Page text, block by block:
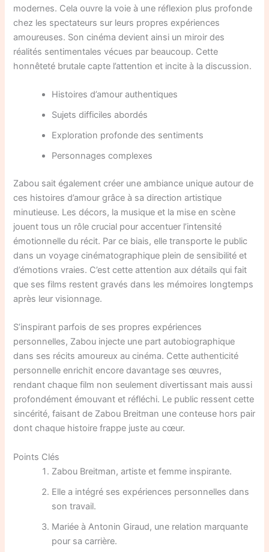
modernes. Cela ouvre la voie à une réflexion plus profonde
chez les spectateurs sur leurs propres expériences
amoureuses. Son cinéma devient ainsi un miroir des
réalités sentimentales vécues par beaucoup. Cette
honnêteté brutale capte l’attention et incite à la discussion.
Histoires d’amour authentiques
Sujets difficiles abordés
Exploration profonde des sentiments
Personnages complexes
Zabou sait également créer une ambiance unique autour de
ces histoires d’amour grâce à sa direction artistique
minutieuse. Les décors, la musique et la mise en scène
jouent tous un rôle crucial pour accentuer l’intensité
émotionnelle du récit. Par ce biais, elle transporte le public
dans un voyage cinématographique plein de sensibilité et
d’émotions vraies. C’est cette attention aux détails qui fait
que ses films restent gravés dans les mémoires longtemps
après leur visionnage.
S’inspirant parfois de ses propres expériences
personnelles, Zabou injecte une part autobiographique
dans ses récits amoureux au cinéma. Cette authenticité
personnelle enrichit encore davantage ses œuvres,
rendant chaque film non seulement divertissant mais aussi
profondément émouvant et réfléchi. Le public ressent cette
sincérité, faisant de Zabou Breitman une conteuse hors pair
dont chaque histoire frappe juste au cœur.
Points Clés
Zabou Breitman, artiste et femme inspirante.
Elle a intégré ses expériences personnelles dans
son travail.
Mariée à Antonin Giraud, une relation marquante
pour sa carrière.